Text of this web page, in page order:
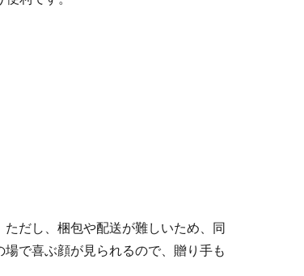
だし、梱包や配送が難しいため、同
で喜ぶ顔が見られるので、贈り手も